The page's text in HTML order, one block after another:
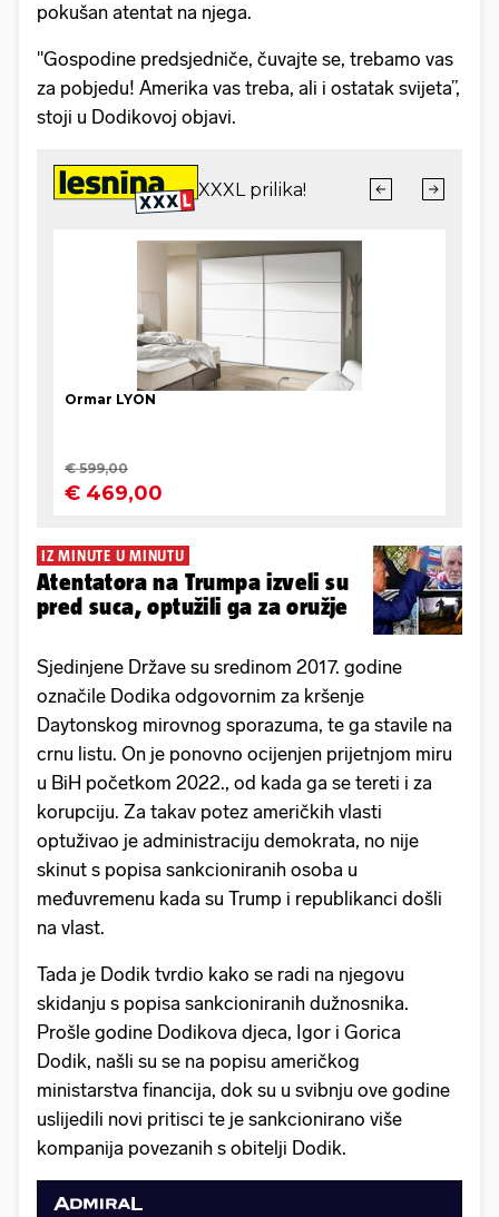
pokušan atentat na njega.
"Gospodine predsjedniče, čuvajte se, trebamo vas
za pobjedu! Amerika vas treba, ali i ostatak svijeta”,
stoji u Dodikovoj objavi.
IZ MINUTE U MINUTU
Atentatora na Trumpa izveli su
pred suca, optužili ga za oružje
Sjedinjene Države su sredinom 2017. godine
označile Dodika odgovornim za kršenje
Daytonskog mirovnog sporazuma, te ga stavile na
crnu listu. On je ponovno ocijenjen prijetnjom miru
u BiH početkom 2022., od kada ga se tereti i za
korupciju. Za takav potez američkih vlasti
optuživao je administraciju demokrata, no nije
skinut s popisa sankcioniranih osoba u
međuvremenu kada su Trump i republikanci došli
na vlast.
Tada je Dodik tvrdio kako se radi na njegovu
skidanju s popisa sankcioniranih dužnosnika.
Prošle godine Dodikova djeca, Igor i Gorica
Dodik, našli su se na popisu američkog
ministarstva financija, dok su u svibnju ove godine
uslijedili novi pritisci te je sankcionirano više
kompanija povezanih s obitelji Dodik.